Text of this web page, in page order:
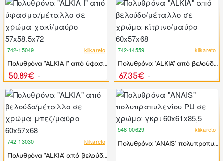
-17%
742-15049 klikareto
Πολυθρόνα "ALKIA I" από ύφασμα/μέταλλο σε χρώμα χακί/μαύρο 57x58.5x72
50.89€
-17%
742-14559 klikareto
Πολυθρόνα "ALKIA" από βελούδο/μέταλλο σε χρώμα κίτρινο/μαύρο 60x57x68
67.35€
-17%
742-13030 klikareto
Πολυθρόνα "ALKIA" από βελούδο/μέταλλο σε χρώμα μπεζ/μαύρο 60x57x68
-5%
548-00629 klikareto
Πολυθρόνα "ANAIS" πολυπροπυλενίου PU σε χρώμα γκρι 60x61x85,5